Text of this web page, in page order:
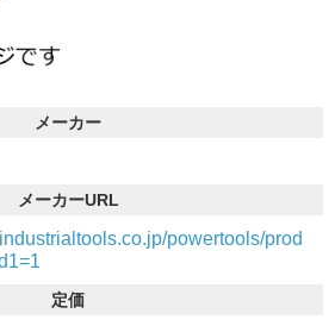
メーカー
メーカーURL
powertools/prod
定価